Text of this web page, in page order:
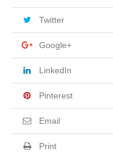
Twitter
Google+
LinkedIn
Pinterest
Email
Print